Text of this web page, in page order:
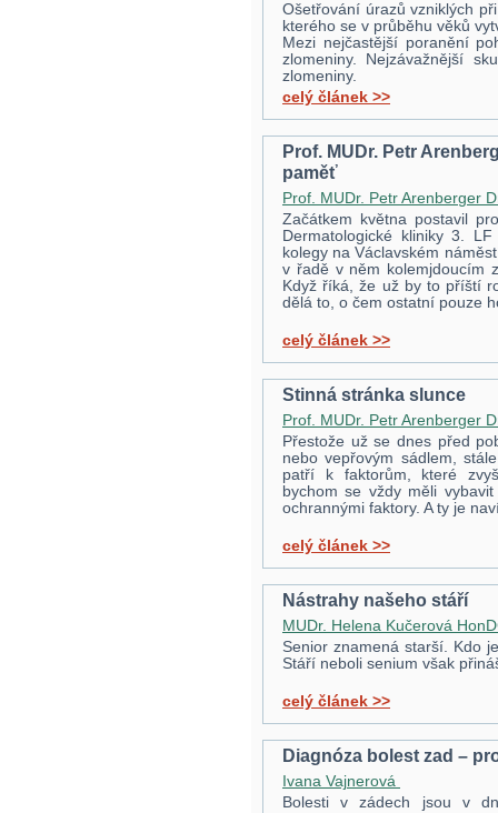
Ošetřování úrazů vzniklých
kterého se v průběhu věků
Mezi nejčastější poranění
zlomeniny. Nejzávažnější
zlomeniny.
celý článek >>
Prof. MUDr. Petr
paměť
Prof. MUDr. Petr Arenberger
Začátkem května postavil
Dermatologické kliniky 3.
kolegy na Václavském
v řadě v něm kolemjdoucím
Když říká, že už by to příští
dělá to, o čem ostatní pouze
celý článek >>
Stinná stránka slunce
Prof. MUDr. Petr Arenberger
Přestože už se dnes před
nebo vepřovým sádlem,
patří k faktorům, které
bychom se vždy měli
ochrannými faktory. A ty je
celý článek >>
Nástrahy našeho stáří
MUDr. Helena Kučerová
Senior znamená starší. Kdo
Stáří neboli senium však
celý článek >>
Diagnóza bolest zad –
Ivana Vajnerová
Bolesti v zádech jsou v